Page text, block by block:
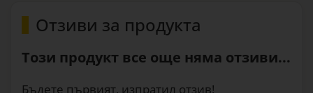
Отзиви за продукта
Този продукт все още няма отзиви...
Бъдете първият, изпратил отзив!